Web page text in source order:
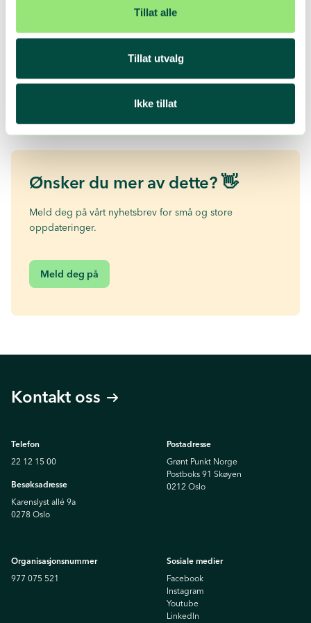
Tillat alle
Tillat utvalg
Ikke tillat
Section Manager, Borregaard AS
16.50
How to engage Norwegians
Pellegrino Riccardi, kulturekspert, foredragsholder og
motivator
Vi tar forbehold om mulige endringer i programmet.
Ønsker du mer av dette? 👋
Meld deg på vårt nyhetsbrev for små og store
oppdateringer.
Meld deg på
Kontakt oss
Telefon
22 12 15 00
Besøksadresse
Karenslyst allé 9a
0278 Oslo
Postadresse
Grønt Punkt Norge
Postboks 91 Skøyen
0212 Oslo
Organisasjonsnummer
977 075 521
Sosiale medier
Facebook
Instagram
Youtube
Linkedln